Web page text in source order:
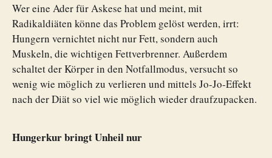
Wer eine Ader für Askese hat und meint, mit
Radikaldiäten könne das Problem gelöst werden, irrt:
Hungern vernichtet nicht nur Fett, sondern auch
Muskeln, die wichtigen Fettverbrenner. Außerdem
schaltet der Körper in den Notfallmodus, versucht so
wenig wie möglich zu verlieren und mittels Jo-Jo-Effekt
nach der Diät so viel wie möglich wieder draufzupacken.
Hungerkur bringt Unheil nur